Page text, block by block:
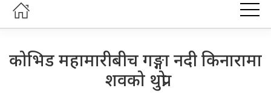
कोभिड महामारीबीच गङ्गा नदी किनारामा
शवको थुप्रो